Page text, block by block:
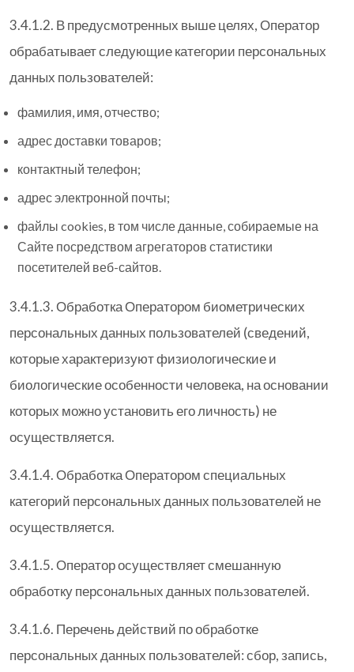
3.4.1.2. В предусмотренных выше целях, Оператор
обрабатывает следующие категории персональных
данных пользователей:
фамилия, имя, отчество;
адрес доставки товаров;
контактный телефон;
адрес электронной почты;
файлы cookies, в том числе данные, собираемые на
Сайте посредством агрегаторов статистики
посетителей веб-сайтов.
3.4.1.3. Обработка Оператором биометрических
персональных данных пользователей (сведений,
которые характеризуют физиологические и
биологические особенности человека, на основании
которых можно установить его личность) не
осуществляется.
3.4.1.4. Обработка Оператором специальных
категорий персональных данных пользователей не
осуществляется.
3.4.1.5. Оператор осуществляет смешанную
обработку персональных данных пользователей.
3.4.1.6. Перечень действий по обработке
персональных данных пользователей: сбор, запись,